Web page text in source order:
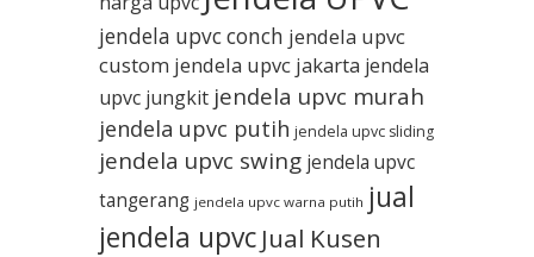
jendela upvc conch jendela upvc
custom jendela upvc jakarta jendela
upvc jungkit jendela upvc murah
jendela upvc putih jendela upvc sliding
jendela upvc swing jendela upvc
tangerang jendela upvc warna putih jual
jendela upvc Jual Kusen